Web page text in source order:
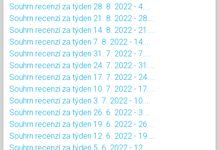
Souhrn recenzí za týden 28. 8. 2022 - 4....
Souhrn recenzí za týden 21. 8. 2022 - 28....
Souhrn recenzí za týden 14. 8. 2022 - 21....
Souhrn recenzí za týden 7. 8. 2022 - 14....
Souhrn recenzí za týden 31. 7. 2022 - 7....
Souhrn recenzí za týden 24. 7. 2022 - 31....
Souhrn recenzí za týden 17. 7. 2022 - 24....
Souhrn recenzí za týden 10. 7. 2022 - 17....
Souhrn recenzí za týden 3. 7. 2022 - 10....
Souhrn recenzí za týden 26. 6. 2022 - 3....
Souhrn recenzí za týden 19. 6. 2022 - 26....
Souhrn recenzí za týden 12. 6. 2022 - 19....
Souhrn recenzí za týden 5. 6. 2022 - 12....